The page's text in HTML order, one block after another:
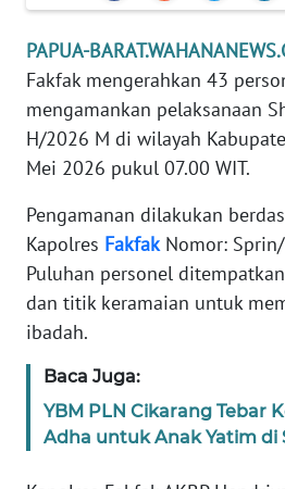
PAPUA-
Fakfak mengerahkan 43
mengamankan pelaksanaan
H/2026 M di wilayah
Mei 2026 pukul 07.00 WIT.
Pengamanan dilakukan
Kapolres FakfakNomor: Sprin/
Puluhan personel
dan titik keramaian untuk
ibadah.
Baca Juga:
YBM PLN Cikarang Tebar
Adha untuk Anak Yatim di
REDAKSI
KARIR
DISCLAIMER
News
Regional
WN
SUMUT
JAKARTA
WN